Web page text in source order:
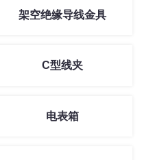
架空绝缘导线金具
C型线夹
电表箱